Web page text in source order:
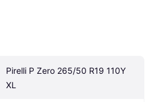
Pirelli P Zero 265/50 R19 110Y
XL